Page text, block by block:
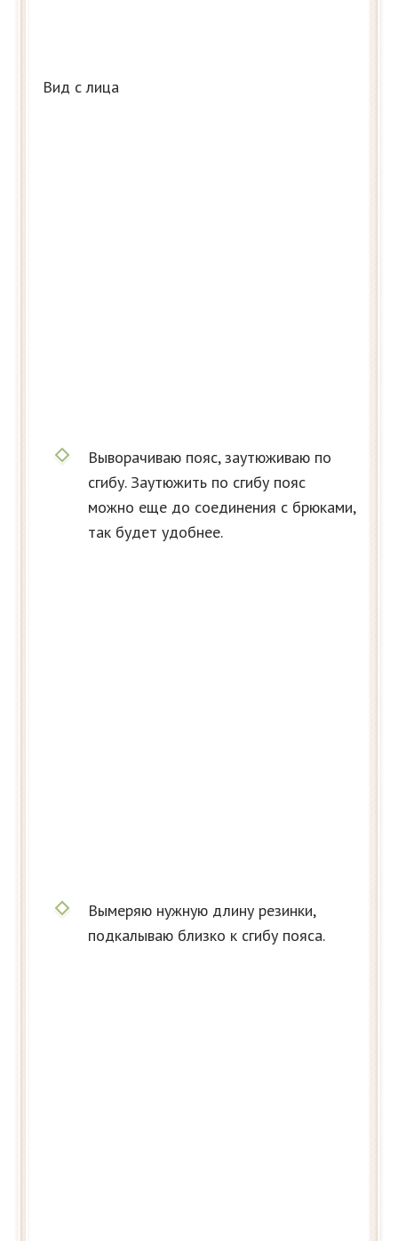
Вид с лица
Выворачиваю пояс, заутюживаю по
сгибу. Заутюжить по сгибу пояс
можно еще до соединения с брюками,
так будет удобнее.
Вымеряю нужную длину резинки,
подкалываю близко к сгибу пояса.